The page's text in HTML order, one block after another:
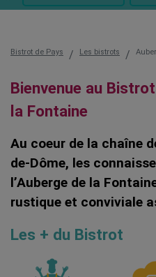
Bistrot de Pays Les bistrots
Bienvenue au
la Fontaine
Au coeur de la chaîne
de-Dôme, les
l’Auberge de la
rustique et conviviale
Les + du Bistrot